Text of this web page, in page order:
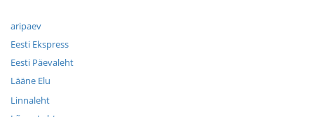
aripaev
Eesti Ekspress
Eesti Päevaleht
Lääne Elu
Linnaleht